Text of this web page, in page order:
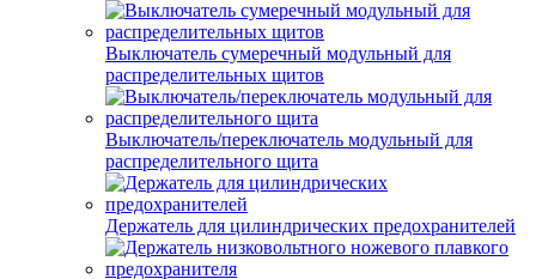
Выключатель сумеречный модульный для
распределительных щитов
Выключатель/переключатель модульный для
распределительного щита
Держатель для цилиндрических предохранителей